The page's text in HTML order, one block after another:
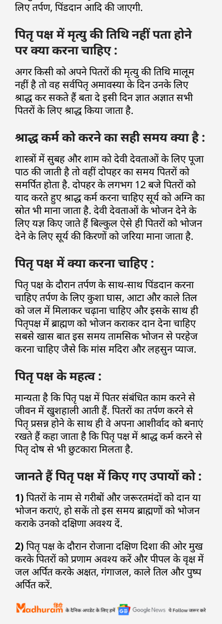
लिए तर्पण, पिंडदान आदि की जाएगी.
पितृ पक्ष में मृत्यु की तिथि नहीं पता होने
पर क्या करना चाहिए :
अगर किसी को अपने पितरों की मृत्यु की तिथि मालूम
नहीं है तो वह सर्वपितृ अमावस्या के दिन उनके लिए
श्राद्ध कर सकते हैं बता दे इसी दिन ज्ञात अज्ञात सभी
पितरों के लिए श्राद्ध किया जाता है.
श्राद्ध कर्म को करने का सही समय क्या है :
शास्त्रों में सुबह और शाम को देवी देवताओं के लिए पूजा
पाठ की जाती है तो वहीं दोपहर का समय पितरों को
समर्पित होता है. दोपहर के लगभग 12 बजे पितरों को
याद करते हुए श्राद्ध कर्म करना चाहिए सूर्य को अग्नि का
स्रोत भी माना जाता है. देवी देवताओं के भोजन देने के
लिए यज्ञ किए जाते हैं बिल्कुल ऐसे ही पितरों को भोजन
देने के लिए सूर्य की किरणों को जरिया माना जाता है.
पितृ पक्ष में क्या करना चाहिए :
पितृ पक्ष के दौरान तर्पण के साथ-साथ पिंडदान करना
चाहिए तर्पण के लिए कुशा घास, आटा और काले तिल
को जल में मिलाकर चढ़ाना चाहिए और इसके साथ ही
पितृपक्ष में ब्राह्मण को भोजन कराकर दान देना चाहिए
सबसे खास बात इस समय तामसिक भोजन से परहेज
करना चाहिए जैसे कि मांस मदिरा और लहसुन प्याज.
पितृ पक्ष के महत्व :
मान्यता है कि पितृ पक्ष में पितर संबंधित काम करने से
जीवन में खुशहाली आती हैं. पितरों का तर्पण करने से
पितृ प्रसन्न होने के साथ ही वे अपना आशीर्वाद को बनाएं
रखते हैं कहा जाता है कि पितृ पक्ष में श्राद्ध कर्म करने से
पितृ दोष से भी छुटकारा मिलता है.
जानते हैं पितृ पक्ष में किए गए उपायों को :
1) पितरों के नाम से गरीबों और जरूरतमंदों को दान या
भोजन कराएं, हो सकें तो इस समय ब्राह्मणों को भोजन
कराके उनको दक्षिणा अवश्य दें.
2) पितृ पक्ष के दौरान रोजाना दक्षिण दिशा की ओर मुख
करके पितरों को प्रणाम अवश्य करें और पीपल के वृक्ष में
जल अर्पित करके अक्षत, गंगाजल, काले तिल और पुष्प
अर्पित करें.